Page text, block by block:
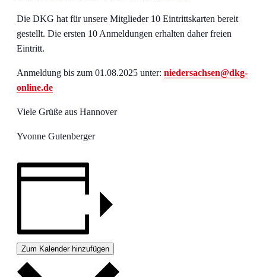
Die DKG hat für unsere Mitglieder 10 Eintrittskarten bereit
gestellt. Die ersten 10 Anmeldungen erhalten daher freien
Eintritt.
Anmeldung bis zum 01.08.2025 unter: niedersachsen@dkg-
online.de
Viele Grüße aus Hannover
Yvonne Gutenberger
Zum Kalender hinzufügen